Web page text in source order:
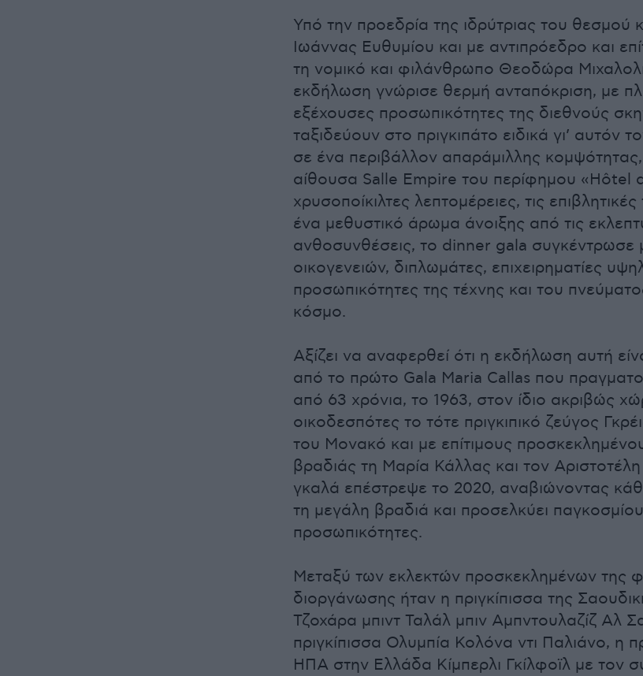
Υπό την προεδρία της ιδρύτριας του θεσμού
Ιωάννας Ευθυμίου και με αντιπρόεδρο και
τη νομικό και φιλάνθρωπο Θεοδώρα
εκδήλωση γνώρισε θερμή ανταπόκριση, με
εξέχουσες προσωπικότητες της διεθνούς
ταξιδεύουν στο πριγκιπάτο ειδικά γι’ αυτόν
σε ένα περιβάλλον απαράμιλλης κομψότητας,
αίθουσα Salle Empire του περίφημου «Hôtel
χρυσοποίκιλτες λεπτομέρειες, τις
ένα μεθυστικό άρωμα άνοιξης από τις
ανθοσυνθέσεις, το dinner gala συγκέντρωσε
οικογενειών, διπλωμάτες, επιχειρηματίες
προσωπικότητες της τέχνης και του
κόσμο.
Αξίζει να αναφερθεί ότι η εκδήλωση αυτή
από το πρώτο Gala Maria Callas που
από 63 χρόνια, το 1963, στον ίδιο ακριβώς
οικοδεσπότες το τότε πριγκιπικό ζεύγος
του Μονακό και με επίτιμους
βραδιάς τη Μαρία Κάλλας και τον
γκαλά επέστρεψε το 2020, αναβιώνοντας
τη μεγάλη βραδιά και προσελκύει
προσωπικότητες.
Μεταξύ των εκλεκτών προσκεκλημένων της
διοργάνωσης ήταν η πριγκίπισσα της
Τζοχάρα μπιντ Ταλάλ μπιν Αμπντουλαζίζ Αλ
πριγκίπισσα Ολυμπία Κολόνα ντι Παλιάνο, η
ΗΠΑ στην Ελλάδα Κίμπερλι Γκίλφοϊλ με τον